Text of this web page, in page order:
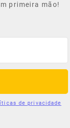
primeira mão!
de privacidade